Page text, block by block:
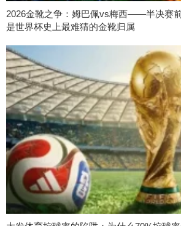
2026金靴之争：姆巴佩vs梅西——半决赛
是世界杯史上最难猜的金靴归属